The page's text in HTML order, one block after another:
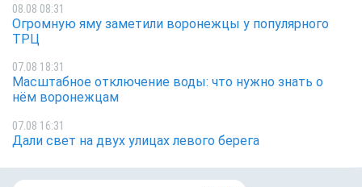
08.08 08:31
Огромную яму заметили воронежцы у популярного
ТРЦ
07.08 18:31
Масштабное отключение воды: что нужно знать о
нём воронежцам
07.08 16:31
Дали свет на двух улицах левого берега